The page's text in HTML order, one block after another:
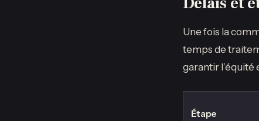
Une fois la
temps de
garantir l’équité
Étape